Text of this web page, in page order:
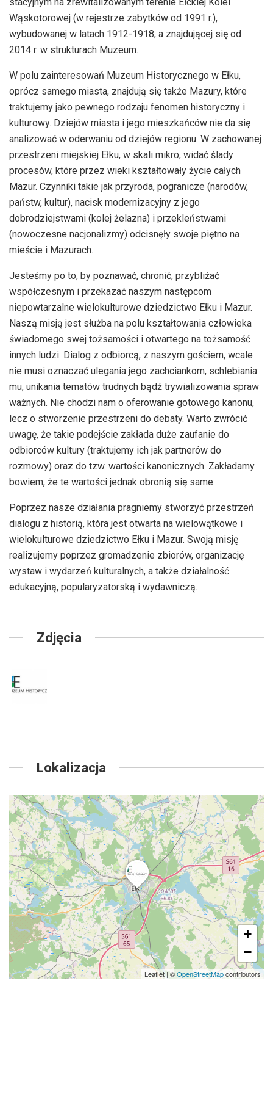
stacyjnym na zrewitalizowanym terenie Ełckiej Kolei
Wąskotorowej (w rejestrze zabytków od 1991 r.),
wybudowanej w latach 1912-1918, a znajdującej się od
2014 r. w strukturach Muzeum.
W polu zainteresowań Muzeum Historycznego w Ełku,
oprócz samego miasta, znajdują się także Mazury, które
traktujemy jako pewnego rodzaju fenomen historyczny i
kulturowy. Dziejów miasta i jego mieszkańców nie da się
analizować w oderwaniu od dziejów regionu. W zachowanej
przestrzeni miejskiej Ełku, w skali mikro, widać ślady
procesów, które przez wieki kształtowały życie całych
Mazur. Czynniki takie jak przyroda, pogranicze (narodów,
państw, kultur), nacisk modernizacyjny z jego
dobrodziejstwami (kolej żelazna) i przekleństwami
(nowoczesne nacjonalizmy) odcisnęły swoje piętno na
mieście i Mazurach.
Jesteśmy po to, by poznawać, chronić, przybliżać
współczesnym i przekazać naszym następcom
niepowtarzalne wielokulturowe dziedzictwo Ełku i Mazur.
Naszą misją jest służba na polu kształtowania człowieka
świadomego swej tożsamości i otwartego na tożsamość
innych ludzi. Dialog z odbiorcą, z naszym gościem, wcale
nie musi oznaczać ulegania jego zachciankom, schlebiania
mu, unikania tematów trudnych bądź trywializowania spraw
ważnych. Nie chodzi nam o oferowanie gotowego kanonu,
lecz o stworzenie przestrzeni do debaty. Warto zwrócić
uwagę, że takie podejście zakłada duże zaufanie do
odbiorców kultury (traktujemy ich jak partnerów do
rozmowy) oraz do tzw. wartości kanonicznych. Zakładamy
bowiem, że te wartości jednak obronią się same.
Poprzez nasze działania pragniemy stworzyć przestrzeń
dialogu z historią, która jest otwarta na wielowątkowe i
wielokulturowe dziedzictwo Ełku i Mazur. Swoją misję
realizujemy poprzez gromadzenie zbiorów, organizację
wystaw i wydarzeń kulturalnych, a także działalność
edukacyjną, popularyzatorską i wydawniczą.
Zdjęcia
Lokalizacja
+
−
Leaflet | ©OpenStreetMapcontributors